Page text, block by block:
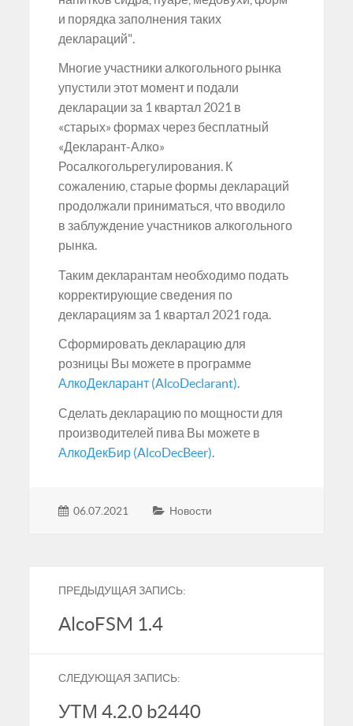
и порядка заполнения таких
деклараций".
Многие участники алкогольного рынка
упустили этот момент и подали
декларации за 1 квартал 2021 в
«старых» формах через бесплатный
«Декларант-Алко»
Росалкогольрегулирования. К
сожалению, старые формы деклараций
продолжали приниматься, что вводило
в заблуждение участников алкогольного
рынка.
Таким декларантам необходимо подать
корректирующие сведения по
декларациям за 1 квартал 2021 года.
Сформировать декларацию для
розницы Вы можете в программе
АлкоДекларант (AlcoDeclarant).
Сделать декларацию по мощности для
производителей пива Вы можете в
АлкоДекБир (AlcoDecBeer).
06.07.2021 Новости
ПРЕДЫДУЩАЯ ЗАПИСЬ:
AlcoFSM 1.4
СЛЕДУЮЩАЯ ЗАПИСЬ:
УТМ 4.2.0 b2440